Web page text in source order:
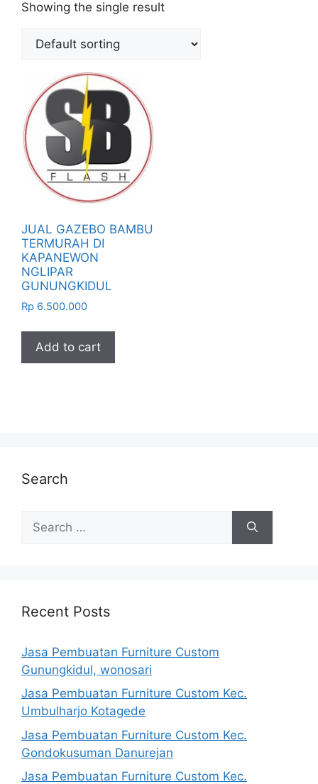
Showing the single result
JUAL GAZEBO BAMBU
TERMURAH DI
KAPANEWON
NGLIPAR
GUNUNGKIDUL
Rp 6.500.000
Add to cart
Search
for:
Recent Posts
Jasa Pembuatan Furniture Custom
Gunungkidul, wonosari
Jasa Pembuatan Furniture Custom Kec.
Umbulharjo Kotagede
Jasa Pembuatan Furniture Custom Kec.
Gondokusuman Danurejan
Jasa Pembuatan Furniture Custom Kec.